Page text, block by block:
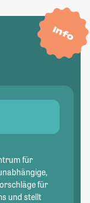
Info
für
für
und stellt